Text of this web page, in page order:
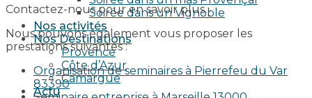
Soirée dans un Vignoble
Nos activités
Nos Destinations
Provence
Côte d’Azur
Camargue
Actu
Contactez-nous pour en savoir plus.
Nous pouvons également vous proposer les
prestations suivantes :
Organisation de seminaires à Pierrefeu du Var
83390